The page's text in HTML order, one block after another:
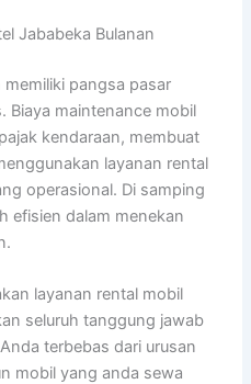
Jababeka Bulanan
memiliki pangsa pasar
Biaya maintenance mobil
kendaraan, membuat
layanan rental
operasional. Di samping
efisien dalam menekan
layanan rental mobil
seluruh tanggung jawab
terbebas dari urusan
mobil yang anda sewa